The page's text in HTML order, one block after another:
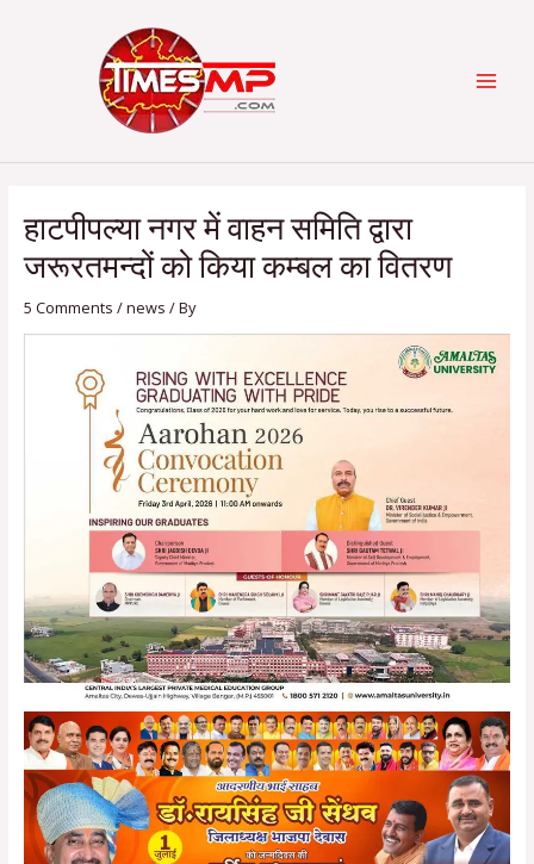
हाटपीपल्या नगर में वाहन समिति द्वारा
जरूरतमन्दों को किया कम्बल का वितरण
5 Comments /news / By
navigation